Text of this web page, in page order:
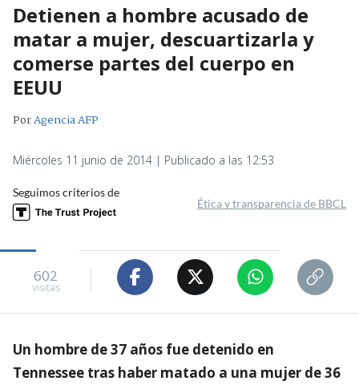
Detienen a hombre acusado de
matar a mujer, descuartizarla y
comerse partes del cuerpo en
EEUU
PorAgencia AFP
Miércoles 11 junio de 2014 | Publicado a las 12:53
Seguimos criterios de
Ética y transparencia de BBCL
602
visitas
Un hombre de 37 años fue detenido en
Tennessee tras haber matado a una mujer de 36